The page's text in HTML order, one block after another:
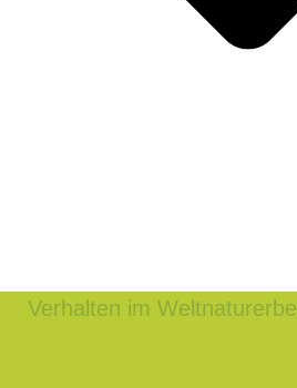
Verhalten im Weltnaturerbe